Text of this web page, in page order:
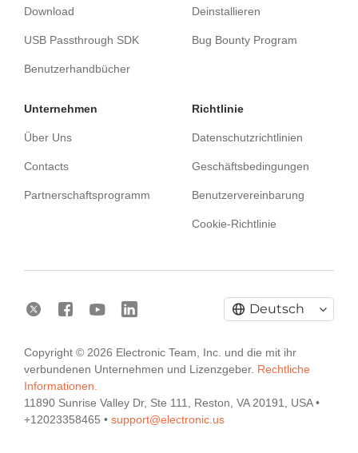
Electronic Team uses cookies to personalize your
experience on our website. By continuing to use this
Download
USB Passthrough SDK
Benutzerhandbücher
Deinstallieren
Bug Bounty Program
Unternehmen
Über Uns
Contacts
Partnerschaftsprogramm
Richtlinie
Datenschutzrichtlinien
Geschäftsbedingungen
Benutzervereinbarung
Cookie-Richtlinie
Copyright © 2026 Electronic Team, Inc. und die mit ihr
verbundenen Unternehmen und Lizenzgeber. Rechtliche
Informationen.
11890 Sunrise Valley Dr, Ste 111, Reston, VA 20191, USA •
+12023358465 • support@electronic.us
Deutsch